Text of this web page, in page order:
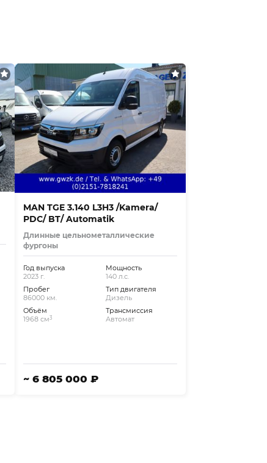
MAN TGE 3.140 L3H3 /Kamera/
PDC/ BT/ Automatik
Длинные цельнометаллические
фургоны
Год выпуска
2023 г.
Пробег
86000 км.
Объём
1968 см3
Мощность
140 л.с.
Тип двигателя
Дизель
Трансмиссия
Автомат
~ 6 805 000 ₽